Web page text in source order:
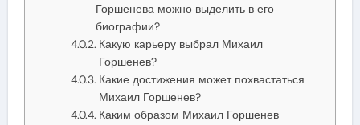
Горшенева можно выделить в его
биографии?
Какую карьеру выбрал Михаил
Горшенев?
Какие достижения может похвастаться
Михаил Горшенев?
Каким образом Михаил Горшенев